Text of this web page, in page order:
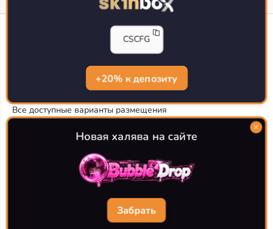
CS-CONFIG.com © 2020-2026 г.
Политика конфиденциальности
РЕКЛАМА НА САЙТЕ
Все доступные варианты размещения
Согласие на обработку данных
О CS-CONFIG.COM
CFG pro CS 2 - именно это мы и размещаем на нашем
проекте, иными словами мы предоставляем пользователям
конфиги про игроков кс2. Также вы сможете
самостоятельно поделиться своими настройками с другими
WebZapusk.ru
CSCFG
+20% к депозиту
Новая халява на сайте
Забрать